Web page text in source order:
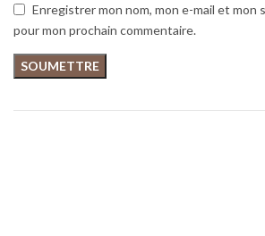
Enregistrer mon nom, mon e-mail et mon
pour mon prochain commentaire.